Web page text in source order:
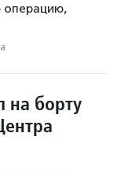
операцию,
на борту